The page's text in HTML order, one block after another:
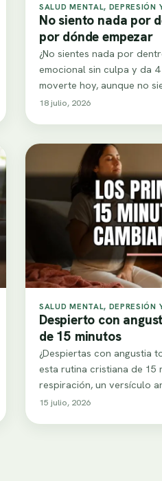
SALUD MENTAL, DEPRESIÓN
No siento nada por
por dónde empezar
¿No sientes nada por
emocional sin culpa y da
moverte hoy, aunque no
18 julio, 2026
SALUD MENTAL, DEPRESIÓN
Despierto con
de 15 minutos
¿Despiertas con angustia
esta rutina cristiana de 15
respiración, un versículo
para…
15 julio, 2026